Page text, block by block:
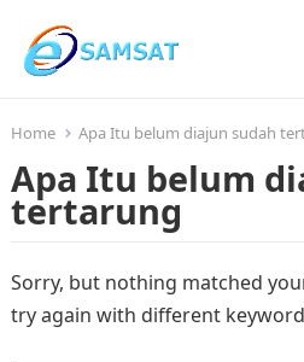
Home Apa Itu belum diajun sudah
Apa Itu belum
tertarung
Sorry, but nothing matched
try again with different